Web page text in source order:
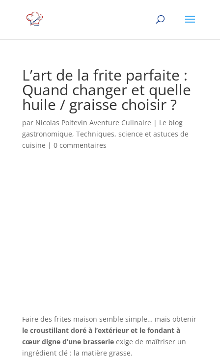
L’art de la frite parfaite :
Quand changer et quelle
huile / graisse choisir ?
par Nicolas Poitevin Aventure Culinaire | Le blog
gastronomique, Techniques, science et astuces de
cuisine | 0 commentaires
Faire des frites maison semble simple… mais obtenir
le croustillant doré à l’extérieur et le fondant à
cœur digne d’une brasserieexige de maîtriser un
ingrédient clé : la matière grasse.